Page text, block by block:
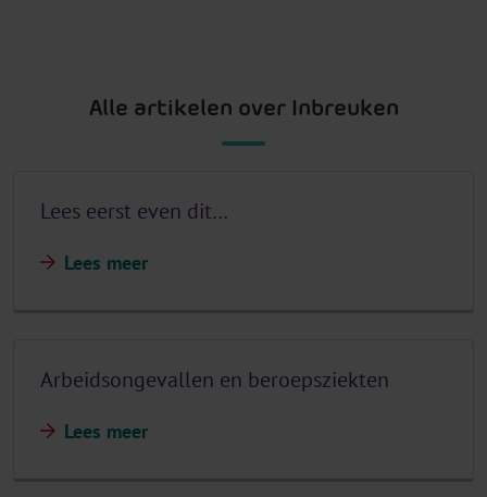
Alle artikelen over Inbreuken
Lees eerst even dit…
Lees meer
Arbeidsongevallen en beroepsziekten
Lees meer